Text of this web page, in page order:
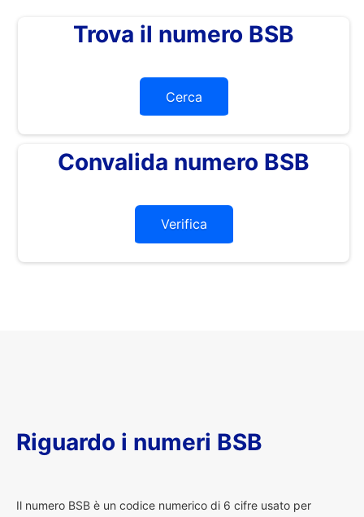
Trova il numero BSB
Cerca
Convalida numero BSB
Verifica
Riguardo i numeri BSB
Il numero BSB è un codice numerico di 6 cifre usato per